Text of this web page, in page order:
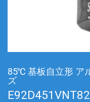
85℃ 基板自立形 ア
ズ